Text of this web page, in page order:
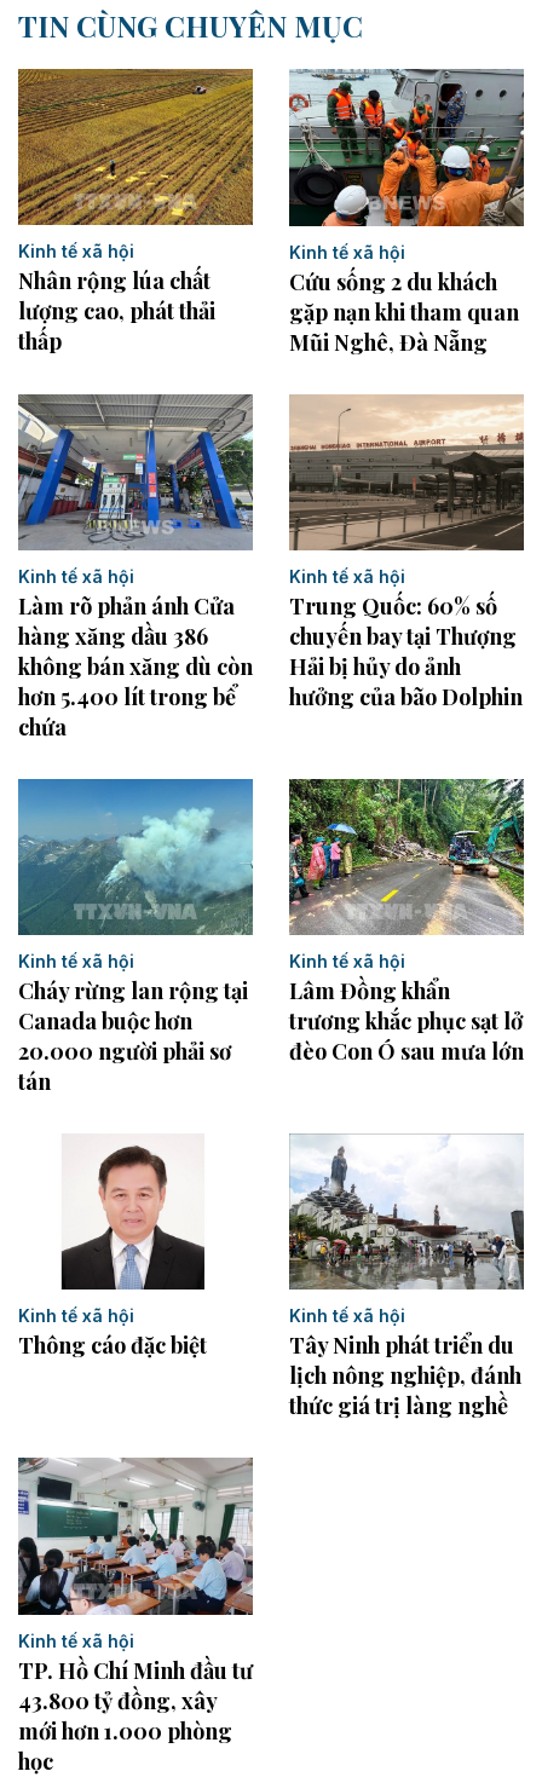
TIN CÙNG CHUYÊN MỤC
Kinh tế xã hội
Nhân rộng lúa chất
lượng cao, phát thải
thấp
Kinh tế xã hội
Cứu sống 2 du khách
gặp nạn khi tham quan
Mũi Nghê, Đà Nẵng
Kinh tế xã hội
Làm rõ phản ánh Cửa
hàng xăng dầu 386
không bán xăng dù còn
hơn 5.400 lít trong bể
chứa
Kinh tế xã hội
Trung Quốc: 60% số
chuyến bay tại Thượng
Hải bị hủy do ảnh
hưởng của bão Dolphin
Kinh tế xã hội
Cháy rừng lan rộng tại
Canada buộc hơn
20.000 người phải sơ
tán
Kinh tế xã hội
Lâm Đồng khẩn
trương khắc phục sạt lở
đèo Con Ó sau mưa lớn
Kinh tế xã hội
Thông cáo đặc biệt
Kinh tế xã hội
Tây Ninh phát triển du
lịch nông nghiệp, đánh
thức giá trị làng nghề
Kinh tế xã hội
TP. Hồ Chí Minh đầu tư
43.800 tỷ đồng, xây
mới hơn 1.000 phòng
học